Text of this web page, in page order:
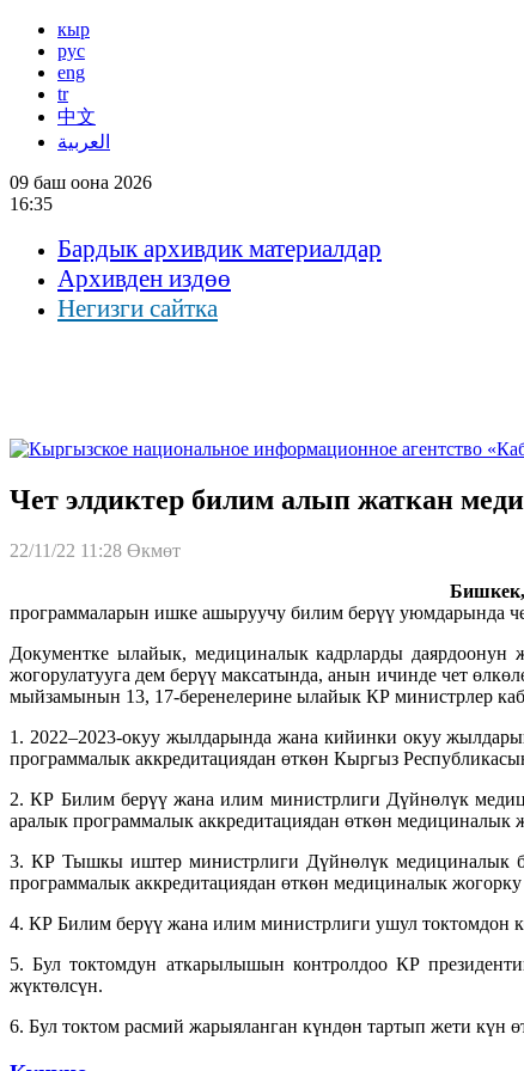
кыр
рус
eng
tr
中文
العربية
09 баш оона 2026
16:35
Бардык архивдик материалдар
Архивден издөө
Негизги сайтка
Чет элдиктер билим алып жаткан
22/11/22 11:28 Өкмөт
программаларын ишке ашыруучу билим берүү уюмдарында
Документке ылайык, медициналык кадрларды
жогорулатууга дем берүү максатында, анын ичинде чет
мыйзамынын 13, 17-беренелерине ылайык КР министрлер
1. 2022–2023-окуу жылдарында жана кийинки окуу
программалык аккредитациядан өткөн Кыргыз
2. КР Билим берүү жана илим министрлиги Дүйнөлүк
аралык программалык аккредитациядан өткөн медициналык
3. КР Тышкы иштер министрлиги Дүйнөлүк медициналык
программалык аккредитациядан өткөн медициналык
4. КР Билим берүү жана илим министрлиги ушул токтомдон
5. Бул токтомдун аткарылышын контролдоо КР
жүктөлсүн.
6. Бул токтом расмий жарыяланган күндөн тартып жети күн